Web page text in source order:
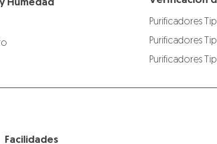
Humedad
Purificadores
Purificadores
Purificadores
Facilidades